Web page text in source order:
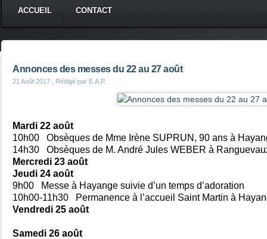
ACCUEIL CONTACT
Annonces des messes du 22 au 27 août
21 Août 2017 , Rédigé par E.A.P.
Mardi 22 août
10h00 Obsèques de Mme Irène SUPRUN, 90 ans à
14h30 Obsèques de M. André Jules WEBER à
Mercredi 23 août
Jeudi 24 août
9h00 Messe à Hayange suivie d’un temps d’adoration
10h00-11h30 Permanence à l’accueil Saint Martin à
Vendredi 25 août
Samedi 26 août